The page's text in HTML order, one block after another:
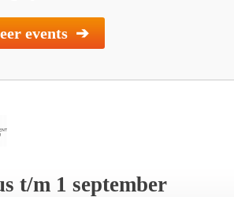
events ➔
t/m 1 september